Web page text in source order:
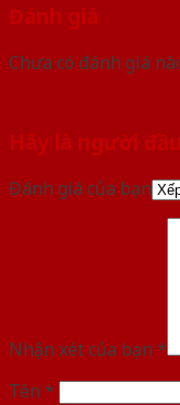
Đánh giá
Chưa có đánh giá
Hãy là người
Đánh giá của bạn
Nhận xét của bạn *
Tên *